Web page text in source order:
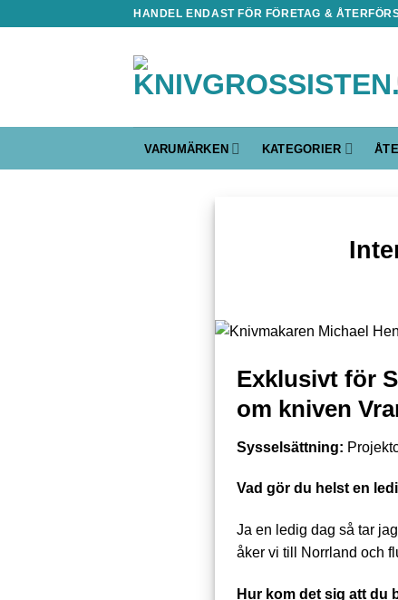
HANDEL ENDAST FÖR FÖRETAG &
VARUMÄRKEN KATEGORIER
Exklusivt för
om kniven
Sysselsättning:
Vad gör du helst en
Ja en ledig dag så tar
åker vi till Norrland och
Hur kom det sig att du